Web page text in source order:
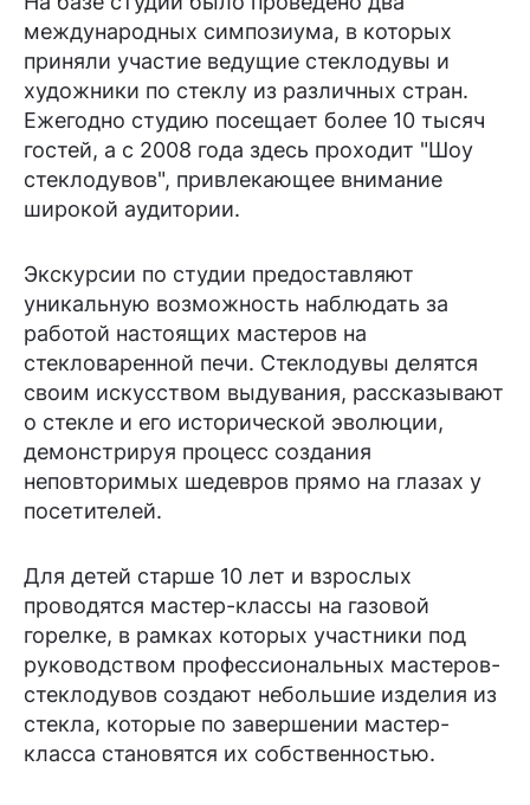
международных симпозиума, в которых
приняли участие ведущие стеклодувы и
художники по стеклу из различных стран.
Ежегодно студию посещает более 10 тысяч
гостей, а с 2008 года здесь проходит "Шоу
стеклодувов", привлекающее внимание
широкой аудитории.
Экскурсии по студии предоставляют
уникальную возможность наблюдать за
работой настоящих мастеров на
стекловаренной печи. Стеклодувы делятся
своим искусством выдувания, рассказывают
о стекле и его исторической эволюции,
демонстрируя процесс создания
неповторимых шедевров прямо на глазах у
посетителей.
Для детей старше 10 лет и взрослых
проводятся мастер-классы на газовой
горелке, в рамках которых участники под
руководством профессиональных мастеров-
стеклодувов создают небольшие изделия из
стекла, которые по завершении мастер-
класса становятся их собственностью.